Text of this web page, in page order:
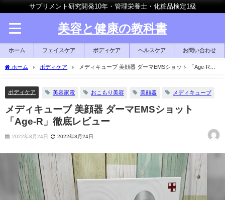
サプリメント研究開発10年・管理栄養士・化粧品検定1級
美容と健康の教科書
ホーム フェイスケア ボディケア ヘルスケア お問い合わせ
ホーム ボディケア
メディキューブ 美顔器 ダーマEMSショット 「Age-R」
ボディケア 美容家電 おこもり美容 美顔器 メディキューブ
メディキューブ 美顔器 ダーマEMSショット
「Age-R」徹底レビュー
2022年8月24日 2022年8月24日